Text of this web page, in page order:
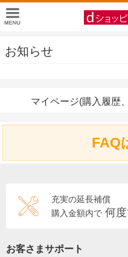
お知らせ
マイページ(購入履歴
FAQ
充実の延長補償
購入金額内で 何
お客さまサポート